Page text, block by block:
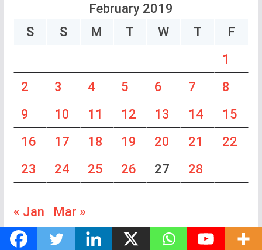
February 2019
S
S M T W T
F
1
2
3 4 5 6 7
8
9
10 11 12 13 14
15
16
17 18 19 20 21
22
23
24 25 26 27 28
« Jan Mar »